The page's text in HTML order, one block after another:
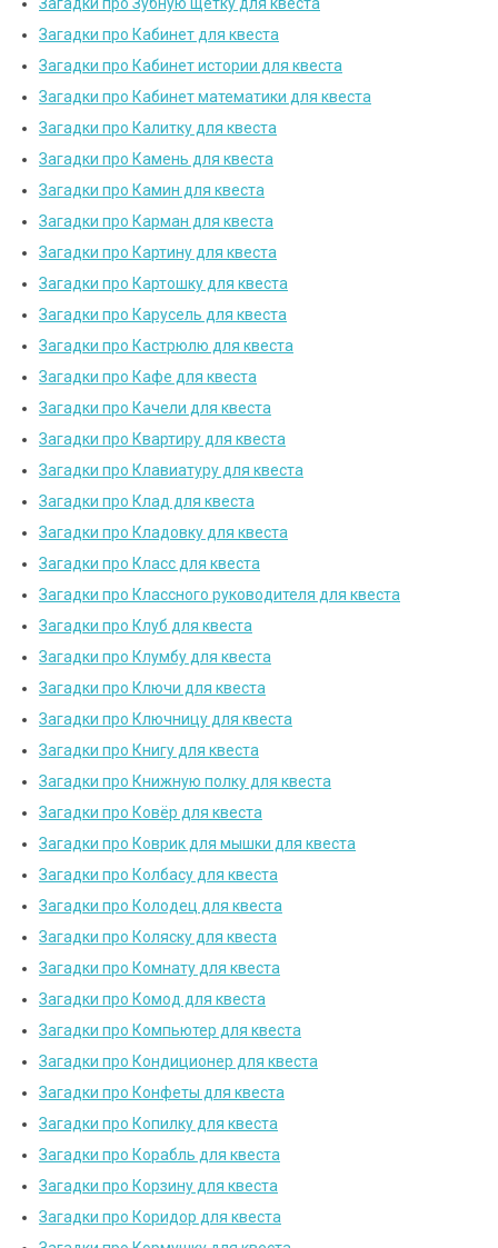
Загадки про Кабинет для квеста
Загадки про Кабинет истории для квеста
Загадки про Кабинет математики для квеста
Загадки про Калитку для квеста
Загадки про Камень для квеста
Загадки про Камин для квеста
Загадки про Карман для квеста
Загадки про Картину для квеста
Загадки про Картошку для квеста
Загадки про Карусель для квеста
Загадки про Кастрюлю для квеста
Загадки про Кафе для квеста
Загадки про Качели для квеста
Загадки про Квартиру для квеста
Загадки про Клавиатуру для квеста
Загадки про Клад для квеста
Загадки про Кладовку для квеста
Загадки про Класс для квеста
Загадки про Классного руководителя для квеста
Загадки про Клуб для квеста
Загадки про Клумбу для квеста
Загадки про Ключи для квеста
Загадки про Ключницу для квеста
Загадки про Книгу для квеста
Загадки про Книжную полку для квеста
Загадки про Ковёр для квеста
Загадки про Коврик для мышки для квеста
Загадки про Колбасу для квеста
Загадки про Колодец для квеста
Загадки про Коляску для квеста
Загадки про Комнату для квеста
Загадки про Комод для квеста
Загадки про Компьютер для квеста
Загадки про Кондиционер для квеста
Загадки про Конфеты для квеста
Загадки про Копилку для квеста
Загадки про Корабль для квеста
Загадки про Корзину для квеста
Загадки про Коридор для квеста